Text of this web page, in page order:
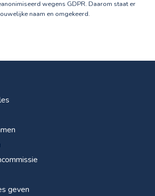
wegens GDPR. Daarom staat er
naam en omgekeerd.
geven